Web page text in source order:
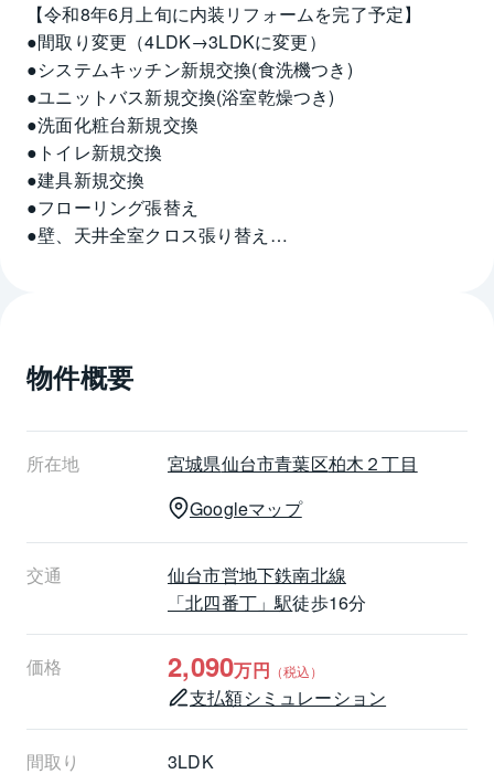
【令和8年6月上旬に内装リフォームを完了予定】
●間取り変更（4LDK→3LDKに変更）
●システムキッチン新規交換(食洗機つき)
●ユニットバス新規交換(浴室乾燥つき)
●洗面化粧台新規交換
●トイレ新規交換
●建具新規交換
●フローリング張替え
●壁、天井全室クロス張り替え
┏《LIFE INFORMATION》
╋━━━━━━━━━━━━━━━━━┫
◇仙台市立八幡小学校・・・約110m
◇仙台市立第一中学校・・・約940m
◇イオンエクスプレス仙台八幡店・・・約190m
◇西友八幡店・・・約550m
◇仙台八幡町郵便局・・・約550m
◇レキシントンプラザ八幡・・・約600m
◇仙台八幡町郵便局・・・約550m
物件概要
所在地 宮城県仙台市青葉区柏木２丁目
Googleマップ
交通
仙台市営地下鉄南北線
「北四番丁」駅徒歩16分
価格 2,090万円 （税込）
支払額シミュレーション
間取り 3LDK